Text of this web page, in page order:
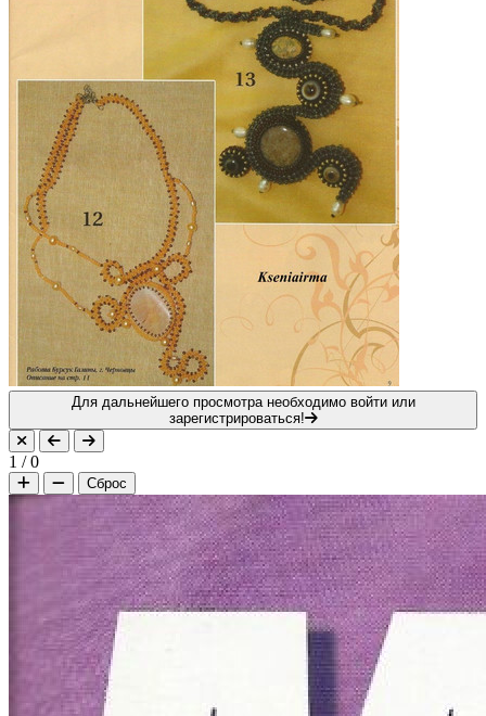
Для дальнейшего просмотра необходимо войти или
зарегистрироваться!
1 /0
Сброс